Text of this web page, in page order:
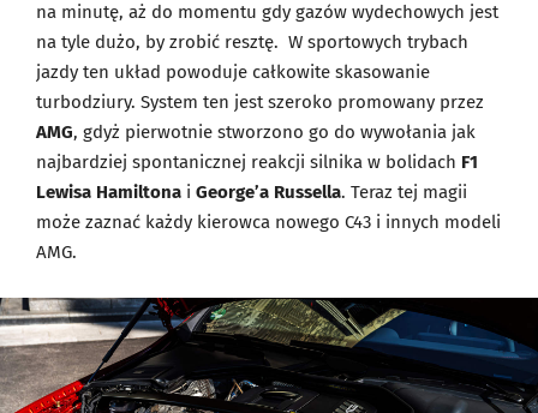
na minutę, aż do momentu gdy gazów wydechowych jest
na tyle dużo, by zrobić resztę. W sportowych trybach
jazdy ten układ powoduje całkowite skasowanie
turbodziury. System ten jest szeroko promowany przez
AMG, gdyż pierwotnie stworzono go do wywołania jak
najbardziej spontanicznej reakcji silnika w bolidach F1
Lewisa Hamiltona i George’a Russella. Teraz tej magii
może zaznać każdy kierowca nowego C43 i innych modeli
AMG.